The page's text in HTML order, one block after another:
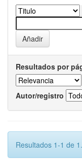
Resultados por
Autor/registro
Resultados 1-1 de 1.